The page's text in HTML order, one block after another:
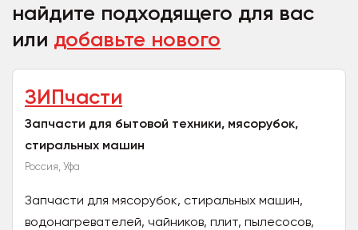
найдите подходящего для вас
или добавьте нового
ЗИПчасти
Запчасти для бытовой техники, мясорубок,
стиральных машин
Россия, Уфа
Запчасти для мясорубок, стиральных машин,
водонагревателей, чайников, плит, пылесосов,